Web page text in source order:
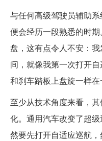
与任何高级驾驶员辅助
便会经历一段熟悉的时
盘，这有点令人不安：
间，就像我第一次打开
和刹车踏板上盘旋一样在
至少从技术角度来看，
化。通用汽车改变了超
然要先打开自适应巡航